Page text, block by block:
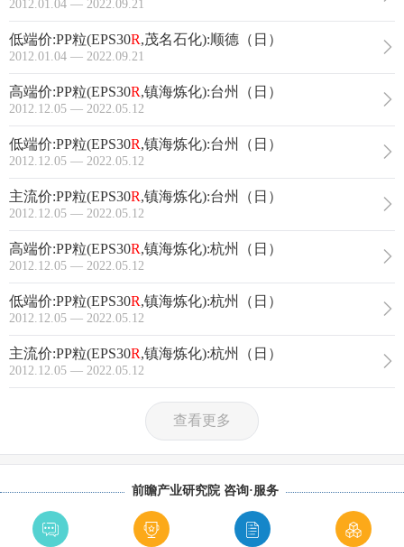
2012.01.04 — 2022.09.21
低端价:PP粒(EPS30R,茂名石化):顺德（日）
2012.01.04 — 2022.09.21
高端价:PP粒(EPS30R,镇海炼化):台州（日）
2012.12.05 — 2022.05.12
低端价:PP粒(EPS30R,镇海炼化):台州（日）
2012.12.05 — 2022.05.12
主流价:PP粒(EPS30R,镇海炼化):台州（日）
2012.12.05 — 2022.05.12
高端价:PP粒(EPS30R,镇海炼化):杭州（日）
2012.12.05 — 2022.05.12
低端价:PP粒(EPS30R,镇海炼化):杭州（日）
2012.12.05 — 2022.05.12
主流价:PP粒(EPS30R,镇海炼化):杭州（日）
2012.12.05 — 2022.05.12
查看更多
前瞻产业研究院 咨询·服务